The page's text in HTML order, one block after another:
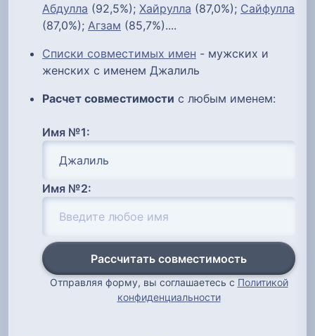
Абдулла (92,5%); Хайрулла (87,0%); Сайфулла
(87,0%); Агзам (85,7%)....
Списки совместимых имен - мужских и
женских с именем Джалиль
Расчет совместимости с любым именем:
Имя №1:
Имя №2:
Рассчитать совместимость
Отправляя форму, вы соглашаетесь с Политикой
конфиденциальности